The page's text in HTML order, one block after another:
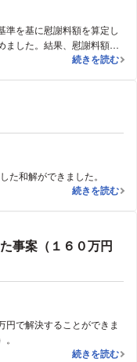
準を基に慰謝料額を算定し
ました。結果、慰謝料額５
決まで１か月もかからずス
慰謝料額を５
続きを読む
た和解ができました。
過失割合に関
続きを読む
事案（１６０万円
円で解決することができま
解決額が当初
続きを読む